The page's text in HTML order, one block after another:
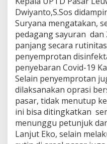
Dwiyanto,S.Sos
Suryana mengatakan,
pedagang sayuran dan
panjang secara
penyemprotan
penyebaran Covid-19
Selain penyemprotan
dilaksanakan oprasi
pasar, tidak menutup
ini bisa ditingkatkan
menunggu petunjuk
Lanjut Eko, selain